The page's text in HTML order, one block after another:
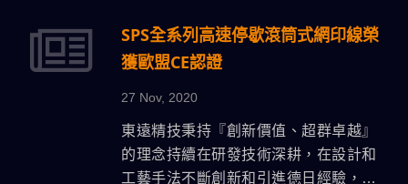
牌的廠商青睞。
業團隊，您將享有完備的後勤支援、策
略行銷推廣、價格優惠、高品質保固和
品牌尊榮禮遇。
SPS全系列高速停歇滾筒式網印線榮
獲歐盟CE認證
27 Nov, 2020
東遠精技秉持『創新價值、超群卓越』
的理念持續在研發技術深耕，在設計和
工藝手法不斷創新和引進德日經驗，機